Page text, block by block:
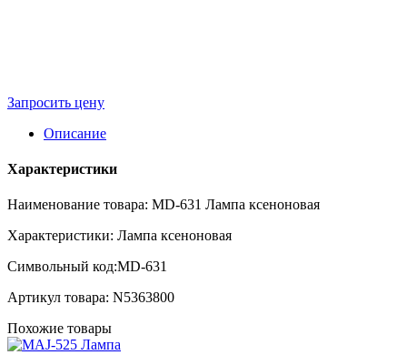
Запросить цену
Описание
Характеристики
Наименование товара: MD-631 Лампа ксеноновая
Характеристики: Лампа ксеноновая
Символьный код:MD-631
Артикул товара: N5363800
Похожие товары